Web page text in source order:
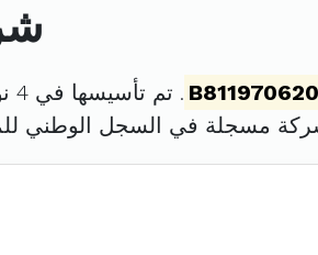
. تم تأسيسها في 4 نوفمبر 2013 برأس مال قدره
مسجلة في السجل الوطني